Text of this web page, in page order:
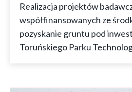
Realizacja projektów
współfinansowanych ze
pozyskanie gruntu pod
Toruńskiego Parku